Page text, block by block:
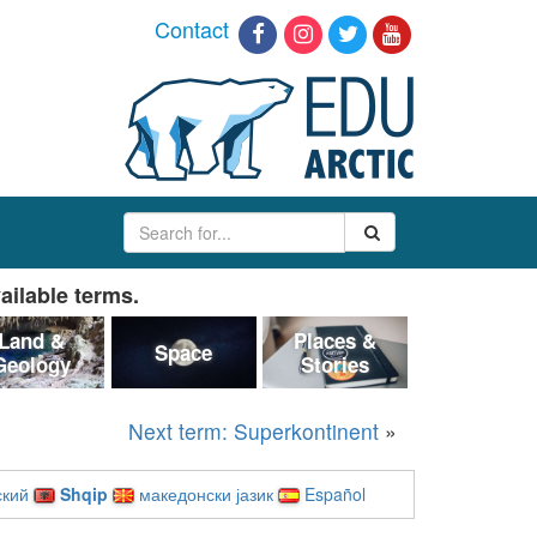
Contact
terms.
&
Space
Places &
Stories
Next term: Superkontinent »
Shqip македонски јазик Español